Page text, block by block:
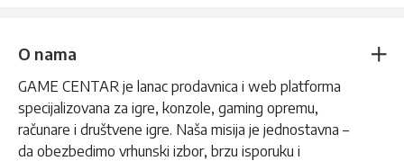
O nama
GAME CENTAR je lanac prodavnica i web platforma
specijalizovana za igre, konzole, gaming opremu,
računare i društvene igre. Naša misija je jednostavna –
da obezbedimo vrhunski izbor, brzu isporuku i